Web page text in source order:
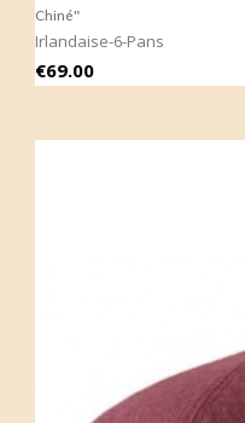
Chiné"
Irlandaise-6-Pans
Price
€69.00